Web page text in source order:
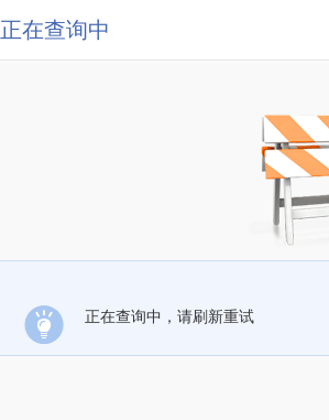
正在查询中
正在查询中，请刷新重试